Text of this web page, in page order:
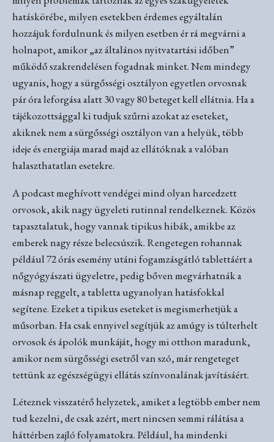
hatáskörébe, milyen esetekben érdemes egyáltalán
hozzájuk fordulnunk és milyen esetben ér rá megvárni a
holnapot, amikor „az általános nyitvatartási időben”
működő szakrendelésen fogadnak minket. Nem mindegy
ugyanis, hogy a sürgősségi osztályon egyetlen orvosnak
pár óra leforgása alatt 30 vagy 80 beteget kell ellátnia. Ha a
tájékozottsággal ki tudjuk szűrni azokat az eseteket,
akiknek nem a sürgősségi osztályon van a helyük, több
ideje és energiája marad majd az ellátóknak a valóban
halaszthatatlan esetekre.
A podcast meghívott vendégei mind olyan harcedzett
orvosok, akik nagy ügyeleti rutinnal rendelkeznek. Közös
tapasztalatuk, hogy vannak tipikus hibák, amikbe az
emberek nagy része belecsúszik. Rengetegen rohannak
például 72 órás esemény utáni fogamzásgátló tablettáért a
nőgyógyászati ügyeletre, pedig bőven megvárhatnák a
másnap reggelt, a tabletta ugyanolyan hatásfokkal
segítene. Ezeket a tipikus eseteket is megismerhetjük a
műsorban. Ha csak ennyivel segítjük az amúgy is túlterhelt
orvosok és ápolók munkáját, hogy mi otthon maradunk,
amikor nem sürgősségi esetről van szó, már rengeteget
tettünk az egészségügyi ellátás színvonalának javításáért.
Léteznek visszatérő helyzetek, amiket a legtöbb ember nem
tud kezelni, de csak azért, mert nincsen semmi rálátása a
háttérben zajló folyamatokra. Például, ha mindenki